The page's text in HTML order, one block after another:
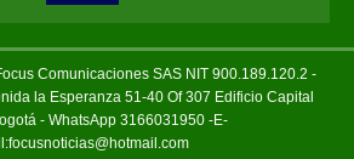
Comunicaciones SAS NIT 900.189.120.2 -
la Esperanza 51-40 Of 307 Edificio Capital
- WhatsApp 3166031950 -E-